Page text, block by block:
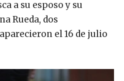
a su esposo y su
Rueda, dos
el 16 de julio